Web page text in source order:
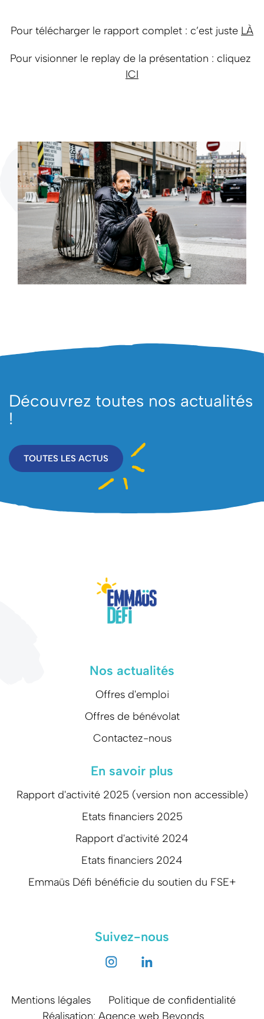
Pour télécharger le rapport complet : c’est juste LÀ
Pour visionner le replay de la présentation : cliquez
ICI
Découvrez toutes nos actualités
!
TOUTES LES ACTUS
Nos actualités
Offres d'emploi
Offres de bénévolat
Contactez-nous
En savoir plus
Rapport d'activité 2025 (version non accessible)
Etats financiers 2025
Rapport d'activité 2024
Etats financiers 2024
Emmaüs Défi bénéficie du soutien du FSE+
Suivez-nous
Mentions légales
Politique de confidentialité
Réalisation: Agence web Beyonds